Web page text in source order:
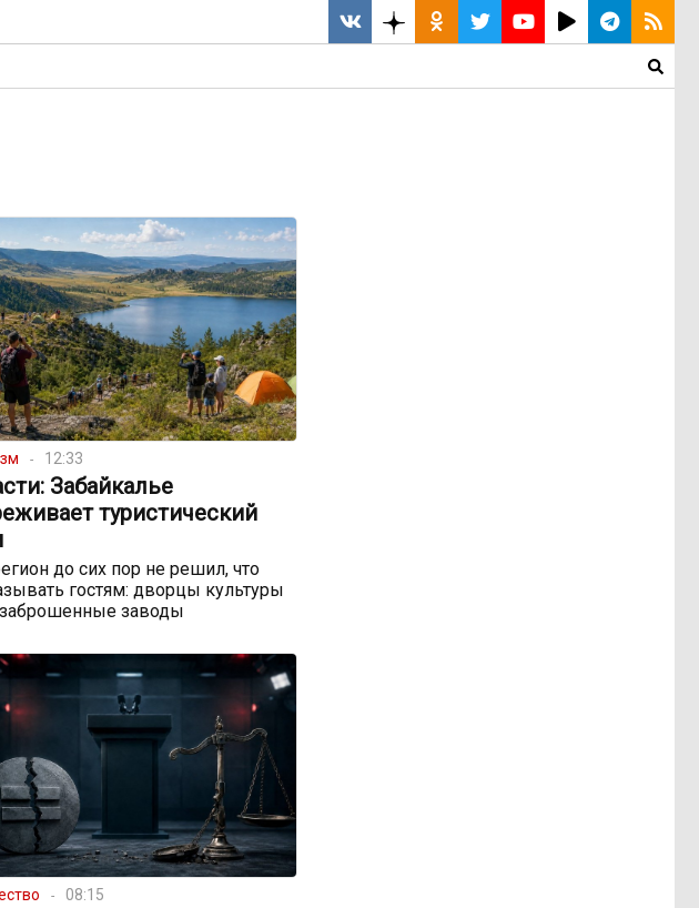
12:33
Забайкалье
туристический
до сих пор не решил, что
гостям: дворцы культуры
заводы
08:15